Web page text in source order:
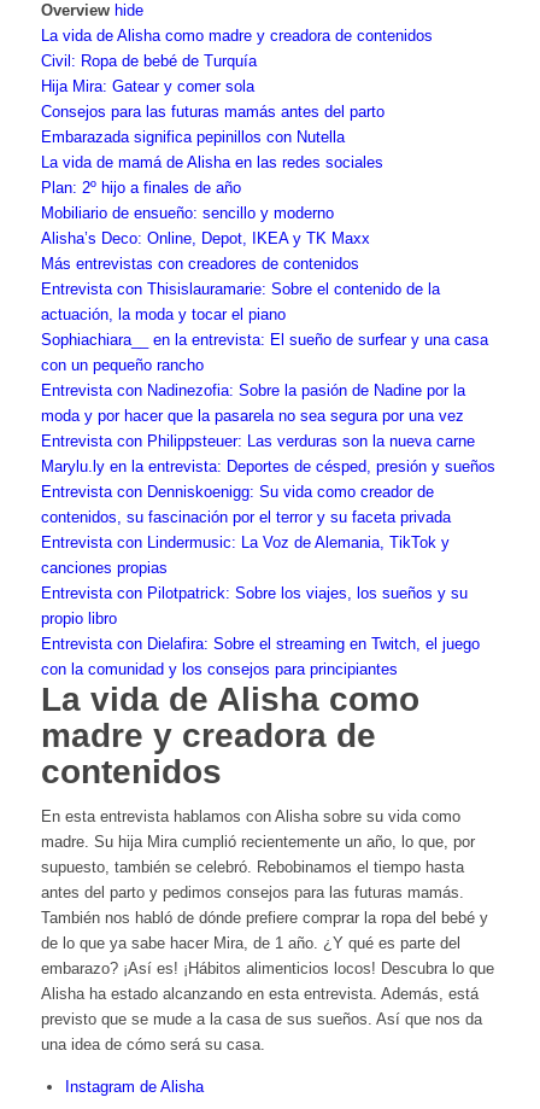
Overview hide
La vida de Alisha como madre y creadora de contenidos
Civil: Ropa de bebé de Turquía
Hija Mira: Gatear y comer sola
Consejos para las futuras mamás antes del parto
Embarazada significa pepinillos con Nutella
La vida de mamá de Alisha en las redes sociales
Plan: 2º hijo a finales de año
Mobiliario de ensueño: sencillo y moderno
Alisha’s Deco: Online, Depot, IKEA y TK Maxx
Más entrevistas con creadores de contenidos
Entrevista con Thisislauramarie: Sobre el contenido de la
actuación, la moda y tocar el piano
Sophiachiara__ en la entrevista: El sueño de surfear y una casa
con un pequeño rancho
Entrevista con Nadinezofia: Sobre la pasión de Nadine por la
moda y por hacer que la pasarela no sea segura por una vez
Entrevista con Philippsteuer: Las verduras son la nueva carne
Marylu.ly en la entrevista: Deportes de césped, presión y sueños
Entrevista con Denniskoenigg: Su vida como creador de
contenidos, su fascinación por el terror y su faceta privada
Entrevista con Lindermusic: La Voz de Alemania, TikTok y
canciones propias
Entrevista con Pilotpatrick: Sobre los viajes, los sueños y su
propio libro
Entrevista con Dielafira: Sobre el streaming en Twitch, el juego
con la comunidad y los consejos para principiantes
La vida de Alisha como
madre y creadora de
contenidos
En esta entrevista hablamos con Alisha sobre su vida como
madre. Su hija Mira cumplió recientemente un año, lo que, por
supuesto, también se celebró. Rebobinamos el tiempo hasta
antes del parto y pedimos consejos para las futuras mamás.
También nos habló de dónde prefiere comprar la ropa del bebé y
de lo que ya sabe hacer Mira, de 1 año. ¿Y qué es parte del
embarazo? ¡Así es! ¡Hábitos alimenticios locos! Descubra lo que
Alisha ha estado alcanzando en esta entrevista. Además, está
previsto que se mude a la casa de sus sueños. Así que nos da
una idea de cómo será su casa.
Instagram de Alisha